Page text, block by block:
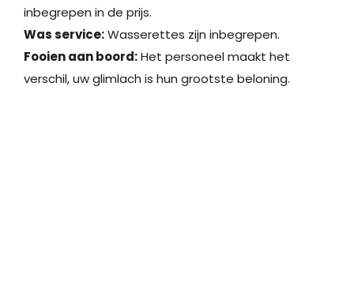
inbegrepen in de prijs.
Was service:Wasserettes zijn inbegrepen.
Fooien aan boord:Het personeel maakt het
verschil, uw glimlach is hun grootste beloning.